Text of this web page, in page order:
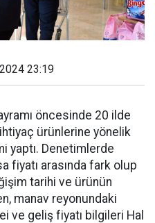
23:19
öncesinde 20 ilde
ürünlerine yönelik
yaptı. Denetimlerde
fiyatı arasında fark olup
tarihi ve ürünün
manav reyonundaki
ve geliş fiyatı bilgileri Hal